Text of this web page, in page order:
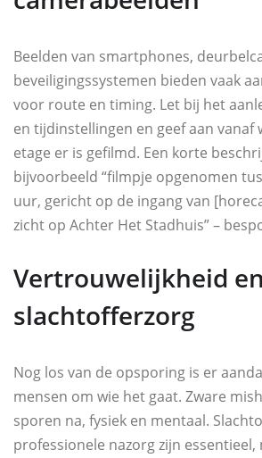
Beelden van smartphones,
beveiligingssystemen bieden vaak
voor route en timing. Let bij het
en tijdinstellingen en geef aan vanaf
etage er is gefilmd. Een korte
bijvoorbeeld “filmpje opgenomen
uur, gericht op de ingang van
zicht op Achter Het Stadhuis” –
Vertrouwelijkheid en
slachtofferzorg
Nog los van de opsporing is er
mensen om wie het gaat. Zware
sporen na, fysiek en mentaal.
professionele nazorg zijn essentieel,